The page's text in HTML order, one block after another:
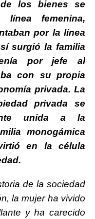
los bienes se
femenina,
por la línea
surgió la familia
por jefe al
con su propia
privada. La
privada se
unida a la
monogámica
en la célula
de la sociedad
la mujer ha vivido
y ha carecido